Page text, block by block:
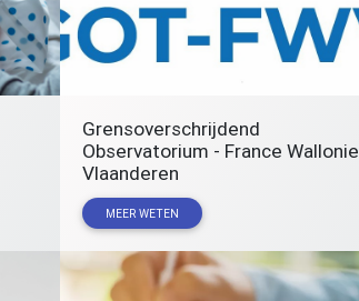
Grensoverschrijdend
Observatorium - France Wallonie
Vlaanderen
MEER WETEN